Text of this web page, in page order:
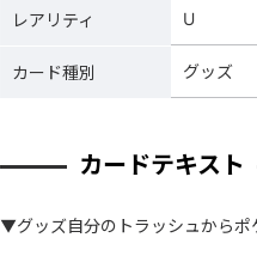
レアリティ U
カード種別 グッズ
カードテキスト
▼グッズ自分のトラッシュからポ